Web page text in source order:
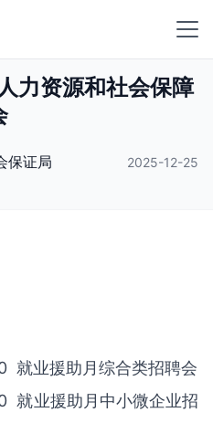
力资源和社会保障
保证局 2025-12-25
就业援助月综合类招聘会
就业援助月中小微企业招